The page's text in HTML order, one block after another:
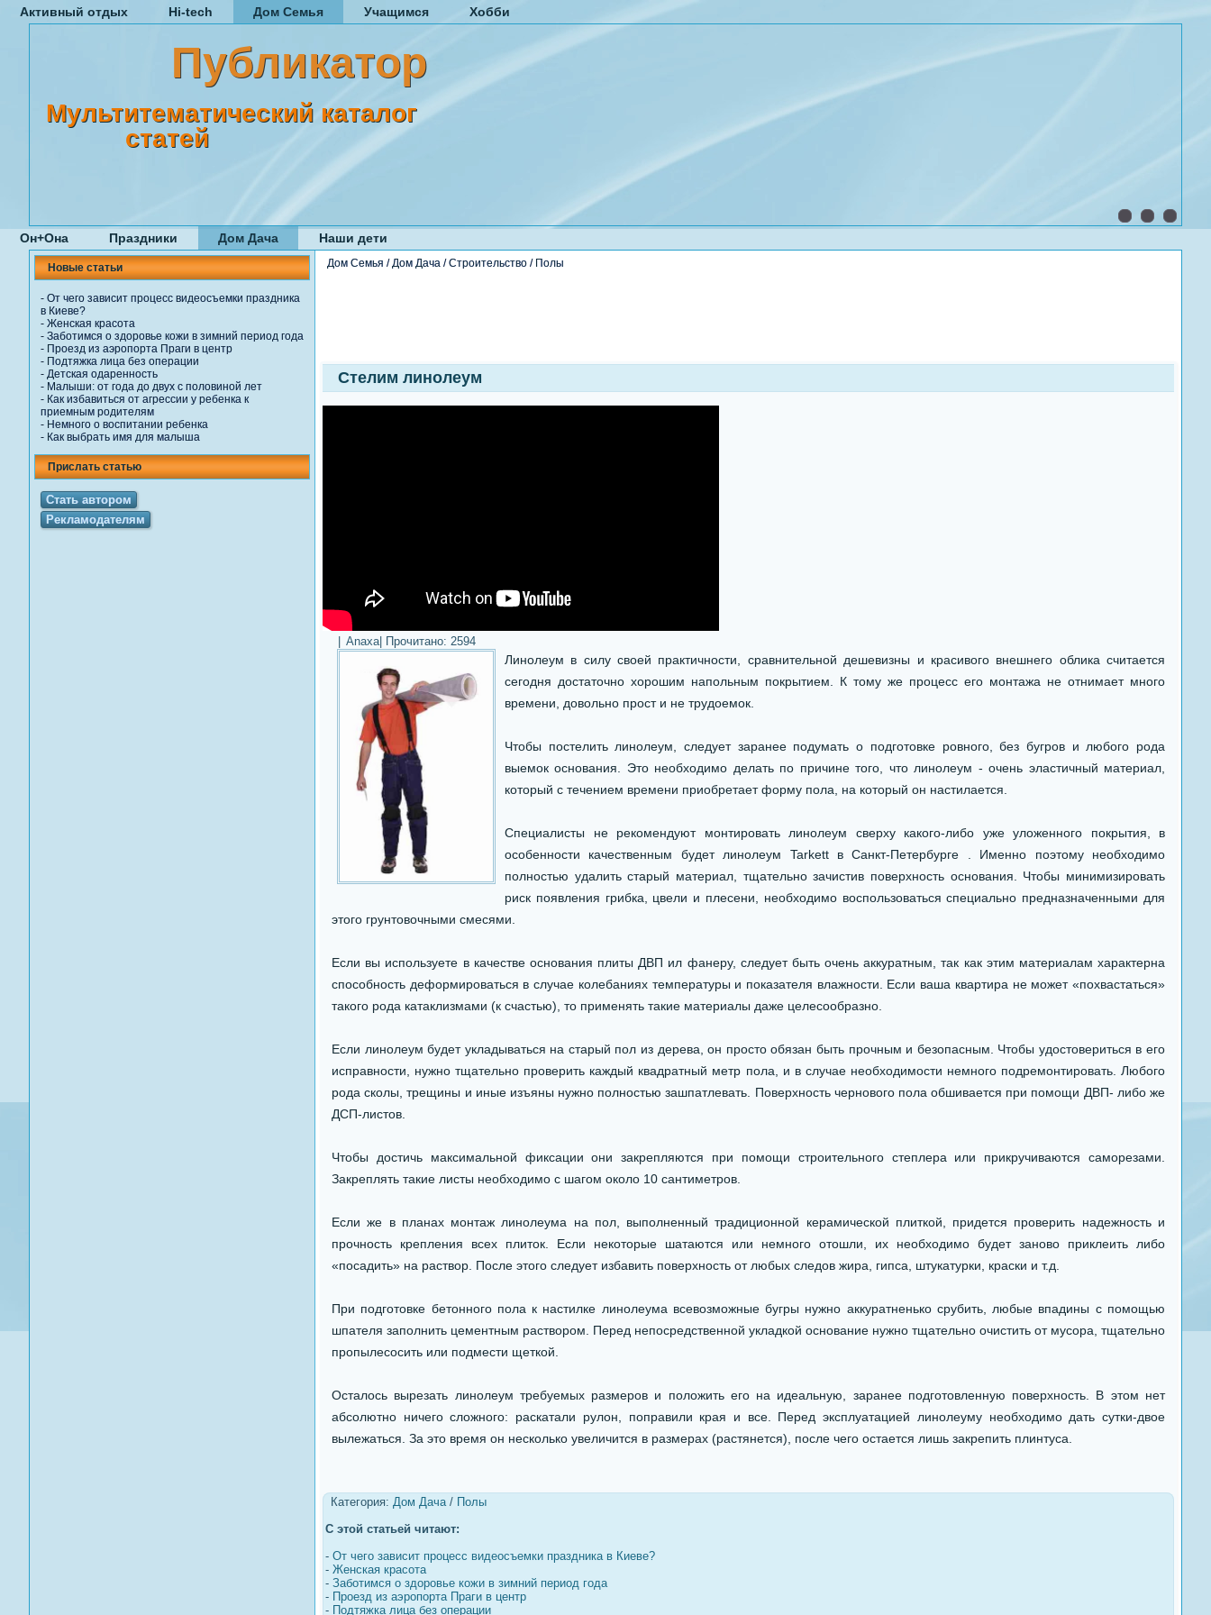
Активный отдых Hi-tech Дом Семья Учащимся Хобби
Публикатор
Мультитематический каталог
статей
Он+Она Праздники Дом Дача Наши дети
Новые статьи
- От чего зависит процесс видеосъемки праздника
в Киеве?
- Женская красота
- Заботимся о здоровье кожи в зимний период года
- Проезд из аэропорта Праги в центр
- Подтяжка лица без операции
- Детская одаренность
- Малыши: от года до двух с половиной лет
- Как избавиться от агрессии у ребенка к
приемным родителям
- Немного о воспитании ребенка
- Как выбрать имя для малыша
Прислать статью
Стать автором
Рекламодателям
Дом Семья /Дом Дача /Строительство / Полы
Стелим линолеум
Anaxa| Прочитано: 2594
Линолеум в силу своей практичности, сравнительной дешевизны и красивого внешнего облика считается
сегодня достаточно хорошим напольным покрытием. К тому же процесс его монтажа не отнимает много
времени, довольно прост и не трудоемок.
Чтобы постелить линолеум, следует заранее подумать о подготовке ровного, без бугров и любого рода
выемок основания. Это необходимо делать по причине того, что линолеум - очень эластичный материал,
который с течением времени приобретает форму пола, на который он настилается.
Специалисты не рекомендуют монтировать линолеум сверху какого-либо уже уложенного покрытия, в
особенности качественным будет линолеум Tarkett в Санкт-Петербурге . Именно поэтому необходимо
полностью удалить старый материал, тщательно зачистив поверхность основания. Чтобы минимизировать
риск появления грибка, цвели и плесени, необходимо воспользоваться специально предназначенными для
этого грунтовочными смесями.
Если вы используете в качестве основания плиты ДВП ил фанеру, следует быть очень аккуратным, так как этим материалам характерна
способность деформироваться в случае колебаниях температуры и показателя влажности. Если ваша квартира не может «похвастаться»
такого рода катаклизмами (к счастью), то применять такие материалы даже целесообразно.
Если линолеум будет укладываться на старый пол из дерева, он просто обязан быть прочным и безопасным. Чтобы удостовериться в его
исправности, нужно тщательно проверить каждый квадратный метр пола, и в случае необходимости немного подремонтировать. Любого
рода сколы, трещины и иные изъяны нужно полностью зашпатлевать. Поверхность чернового пола обшивается при помощи ДВП- либо же
ДСП-листов.
Чтобы достичь максимальной фиксации они закрепляются при помощи строительного степлера или прикручиваются саморезами.
Закреплять такие листы необходимо с шагом около 10 сантиметров.
Если же в планах монтаж линолеума на пол, выполненный традиционной керамической плиткой, придется проверить надежность и
прочность крепления всех плиток. Если некоторые шатаются или немного отошли, их необходимо будет заново приклеить либо
«посадить» на раствор. После этого следует избавить поверхность от любых следов жира, гипса, штукатурки, краски и т.д.
При подготовке бетонного пола к настилке линолеума всевозможные бугры нужно аккуратненько срубить, любые впадины с помощью
шпателя заполнить цементным раствором. Перед непосредственной укладкой основание нужно тщательно очистить от мусора, тщательно
пропылесосить или подмести щеткой.
Осталось вырезать линолеум требуемых размеров и положить его на идеальную, заранее подготовленную поверхность. В этом нет
абсолютно ничего сложного: раскатали рулон, поправили края и все. Перед эксплуатацией линолеуму необходимо дать сутки-двое
вылежаться. За это время он несколько увеличится в размерах (растянется), после чего остается лишь закрепить плинтуса.
Категория: Дом Дача/ Полы
С этой статьей читают:
- От чего зависит процесс видеосъемки праздника в Киеве?
- Женская красота
- Заботимся о здоровье кожи в зимний период года
- Проезд из аэропорта Праги в центр
- Подтяжка лица без операции